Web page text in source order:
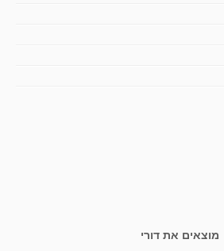
מוצאים את דורי